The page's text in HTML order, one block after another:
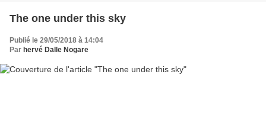
The one under this sky
Publié le 29/05/2018 à 14:04
Par hervé Dalle Nogare